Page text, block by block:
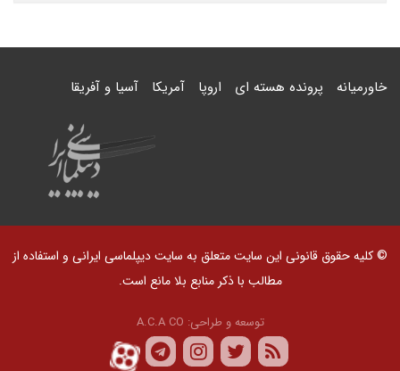
خاورمیانه پرونده هسته ای اروپا آمریکا آسیا و آفریقا
© کلیه حقوق قانونی این سایت متعلق به سایت دیپلماسی ایرانی و استفاده از
مطالب با ذکر منابع بلا مانع است.
توسعه و طراحی: A.C.A CO